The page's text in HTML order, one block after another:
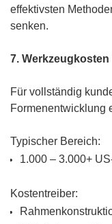
effektivsten
senken.
7.
Für vollständig
Formenentwicklung
Typischer Bereich:
1.000 – 3.000+
Kostentreiber: